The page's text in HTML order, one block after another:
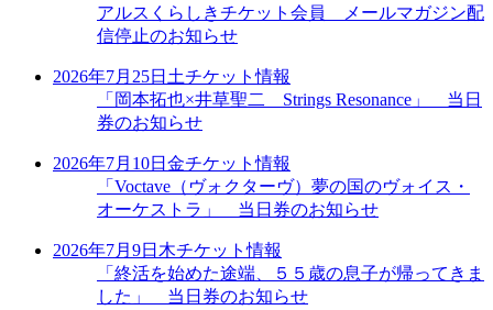
アルスくらしきチケット会員 メールマガジン配
信停止のお知らせ
2026年7月25日 土チケット情報
「岡本拓也×井草聖二 Strings Resonance」 当日
券のお知らせ
2026年7月10日 金チケット情報
「Voctave（ヴォクターヴ）夢の国のヴォイス・
オーケストラ」 当日券のお知らせ
2026年7月9日 木チケット情報
「終活を始めた途端、５５歳の息子が帰ってきま
した」 当日券のお知らせ